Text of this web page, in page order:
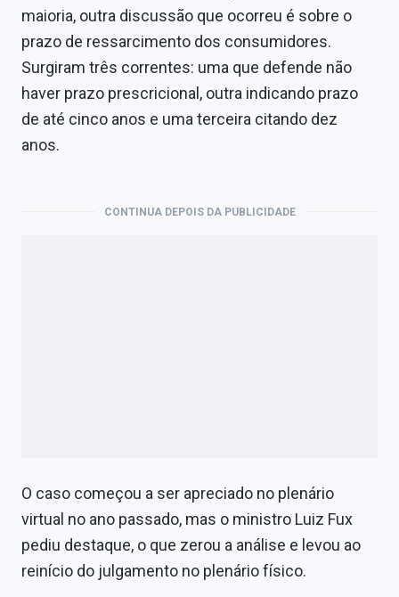
maioria, outra discussão que ocorreu é sobre o
prazo de ressarcimento dos consumidores.
Surgiram três correntes: uma que defende não
haver prazo prescricional, outra indicando prazo
de até cinco anos e uma terceira citando dez
anos.
CONTINUA DEPOIS DA PUBLICIDADE
O caso começou a ser apreciado no plenário
virtual no ano passado, mas o ministro Luiz Fux
pediu destaque, o que zerou a análise e levou ao
reinício do julgamento no plenário físico.